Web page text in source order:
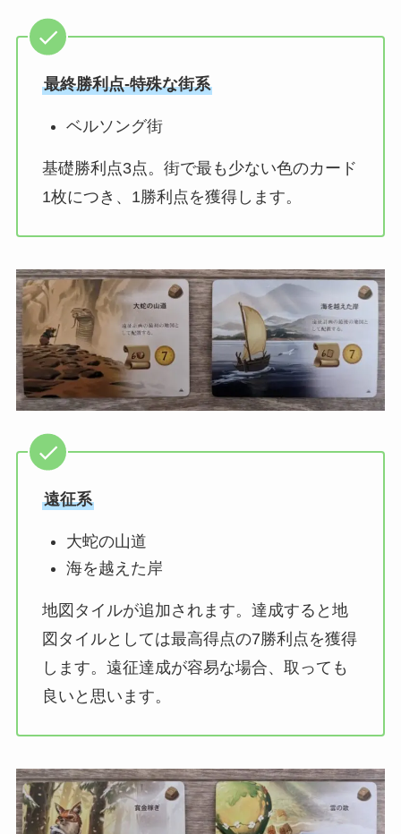
最終勝利点‐特殊な街系
ベルソング街
基礎勝利点3点。街で最も少ない色のカード
1枚につき、1勝利点を獲得します。
遠征系
大蛇の山道
海を越えた岸
地図タイルが追加されます。達成すると地
図タイルとしては最高得点の7勝利点を獲得
します。遠征達成が容易な場合、取っても
良いと思います。